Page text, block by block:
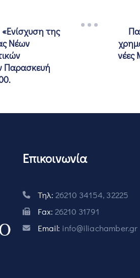
της
Νέων
Παρασκευή
νέες
Επικοινωνία
Τηλ: 26210 34154, 32225
Fax: 26210 31791
Email: info@iliachamber.gr